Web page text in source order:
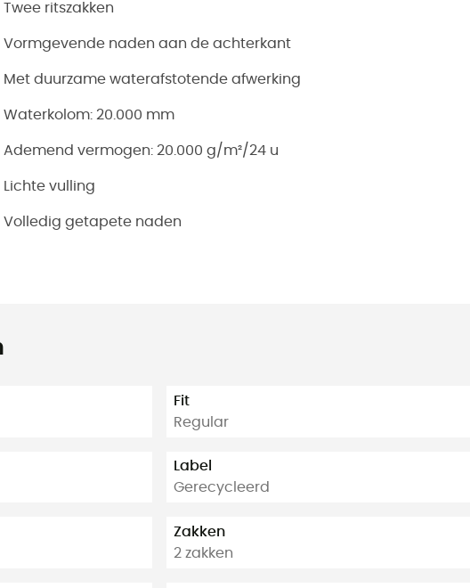
Twee ritszakken
Vormgevende naden aan de achterkant
Met duurzame waterafstotende afwerking
Waterkolom: 20.000 mm
Ademend vermogen: 20.000 g/m²/24 u
Lichte vulling
Volledig getapete naden
Fit
Regular
Label
Gerecycleerd
Zakken
2 zakken